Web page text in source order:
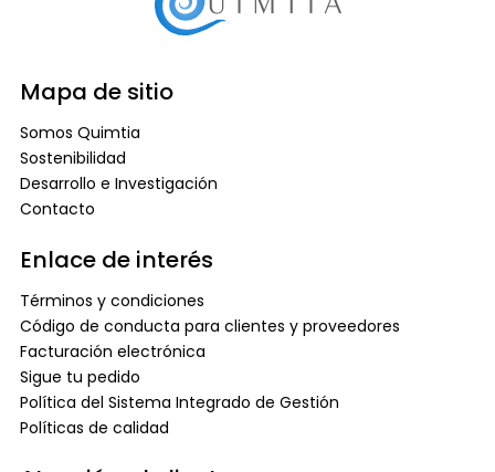
Mapa de sitio
Somos Quimtia
Sostenibilidad
Desarrollo e Investigación
Contacto
Enlace de interés
Términos y condiciones
Código de conducta para clientes y proveedores
Facturación electrónica
Sigue tu pedido
Política del Sistema Integrado de Gestión
Políticas de calidad